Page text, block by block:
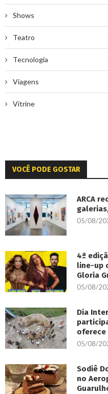
Shows
Teatro
Tecnologia
Viagens
Vitrine
VOCÊ PODE GOSTAR
ARCA
05/08/
4ª
line-up
Gloria
05/08/
Dia
oferece
05/08/
Sodiê
no